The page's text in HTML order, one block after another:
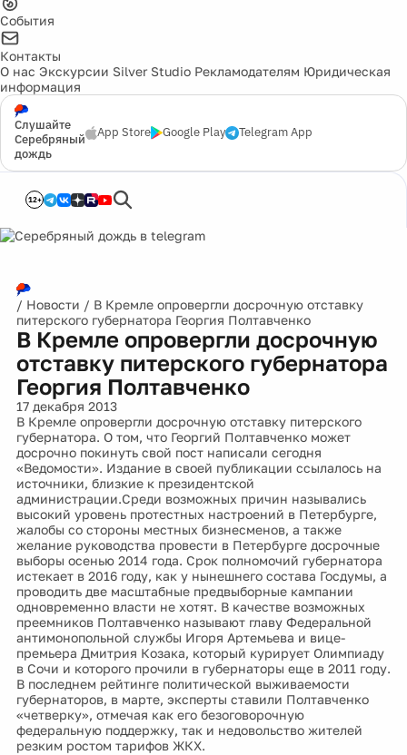
События
Контакты
О нас Экскурсии Silver Studio Рекламодателям Юридическая
информация
Слушайте
Серебряный
дождь
App Store Google Play Telegram App
12+
/ Новости / В Кремле опровергли досрочную отставку
питерского губернатора Георгия Полтавченко
В Кремле опровергли досрочную
отставку питерского губернатора
Георгия Полтавченко
17 декабря 2013
В Кремле опровергли досрочную отставку питерского
губернатора. О том, что Георгий Полтавченко может
досрочно покинуть свой пост написали сегодня
«Ведомости». Издание в своей публикации ссылалось на
источники, близкие к президентской
администрации.Среди возможных причин назывались
высокий уровень протестных настроений в Петербурге,
жалобы со стороны местных бизнесменов, а также
желание руководства провести в Петербурге досрочные
выборы осенью 2014 года. Срок полномочий губернатора
истекает в 2016 году, как у нынешнего состава Госдумы, а
проводить две масштабные предвыборные кампании
одновременно власти не хотят. В качестве возможных
преемников Полтавченко называют главу Федеральной
антимонопольной службы Игоря Артемьева и вице-
премьера Дмитрия Козака, который курирует Олимпиаду
в Сочи и которого прочили в губернаторы еще в 2011 году.
В последнем рейтинге политической выживаемости
губернаторов, в марте, эксперты ставили Полтавченко
«четверку», отмечая как его безоговорочную
федеральную поддержку, так и недовольство жителей
резким ростом тарифов ЖКХ.